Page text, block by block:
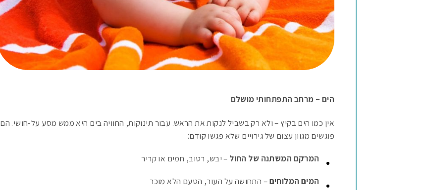
הים – מרחב התפתחותי מושלם
אין כמו הים בקיץ – ולא רק בשביל לנקות את הראש. עבור תינוקות, החוויה בים היא ממש מסע על-חושי. הם
פוגשים מגוון עצום של גירויים שלא פגשו קודם:
המרקם המשתנה של החול – יבש, רטוב, חמים או קריר
המים המלוחים– התחושה על העור, הטעם הלא מוכר